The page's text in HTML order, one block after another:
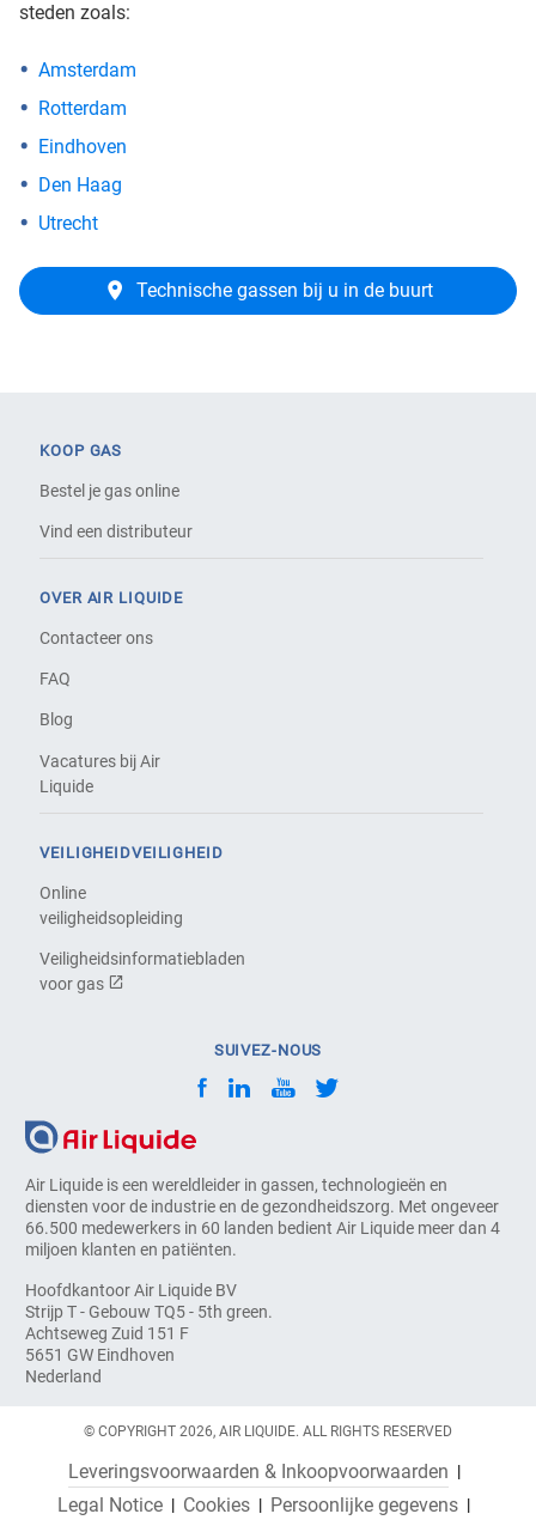
steden zoals:
Amsterdam
Rotterdam
Eindhoven
Den Haag
Utrecht
Technische gassen bij u in de buurt
Air Liquide is een wereldleider in gassen, technologieën en
diensten voor de industrie en de gezondheidszorg. Met ongeveer
66.500 medewerkers in 60 landen bedient Air Liquide meer dan 4
miljoen klanten en patiënten.
Hoofdkantoor Air Liquide BV
Strijp T - Gebouw TQ5 - 5th green.
Achtseweg Zuid 151 F
5651 GW Eindhoven
Nederland
KOOP GAS
Bestel je gas online
Vind een distributeur
OVER AIR LIQUIDE
Contacteer ons
FAQ
Blog
Vacatures bij Air
Liquide
VEILIGHEIDVEILIGHEID
Online
veiligheidsopleiding
Veiligheidsinformatiebladen
voor gas
SUIVEZ-NOUS
© COPYRIGHT 2026, AIR LIQUIDE. ALL RIGHTS RESERVED
Leveringsvoorwaarden & Inkoopvoorwaarden
Legal Notice
Cookies Persoonlijke gegevens